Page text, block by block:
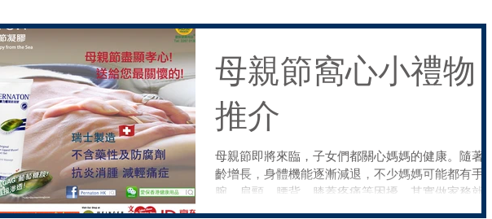
母親節窩心小禮物
推介
母親節即將來臨，子女們都關心媽媽的健康。隨著年
齡增長，身體機能逐漸減退，不少媽媽可能都有手
腕、肩頸、腰背、膝蓋疼痛等困擾。其實做家務就像
運動一樣，如果姿勢不正確或長期過度使用，像提重